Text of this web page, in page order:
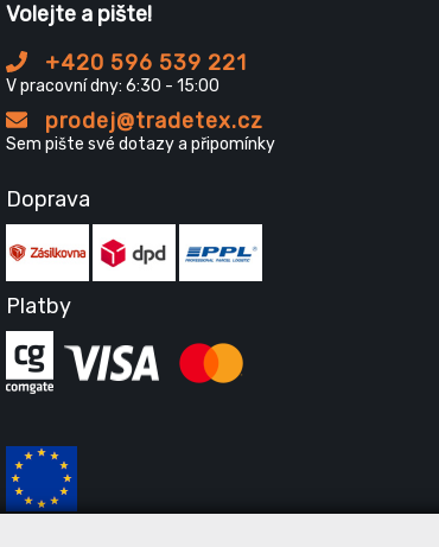
Volejte a pište!
+420 596 539 221
V pracovní dny: 6:30 - 15:00
prodej@tradetex.cz
Sem pište své dotazy a připomínky
Doprava
Platby